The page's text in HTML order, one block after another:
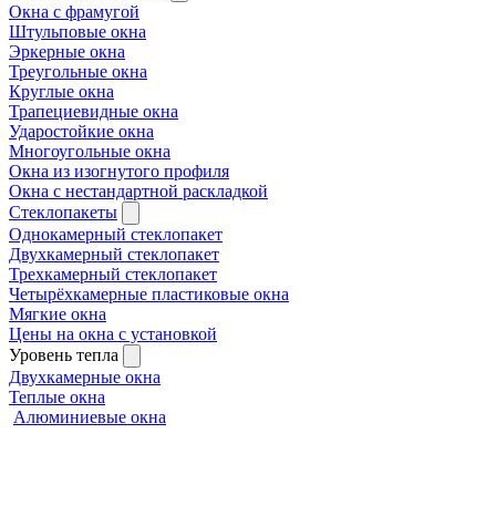
Окна с фрамугой
Штульповые окна
Эркерные окна
Треугольные окна
Круглые окна
Трапециевидные окна
Ударостойкие окна
Многоугольные окна
Окна из изогнутого профиля
Окна с нестандартной раскладкой
Стеклопакеты
Однокамерный стеклопакет
Двухкамерный стеклопакет
Трехкамерный стеклопакет
Четырёхкамерные пластиковые окна
Мягкие окна
Цены на окна с установкой
Уровень тепла
Двухкамерные окна
Теплые окна
Алюминиевые окна